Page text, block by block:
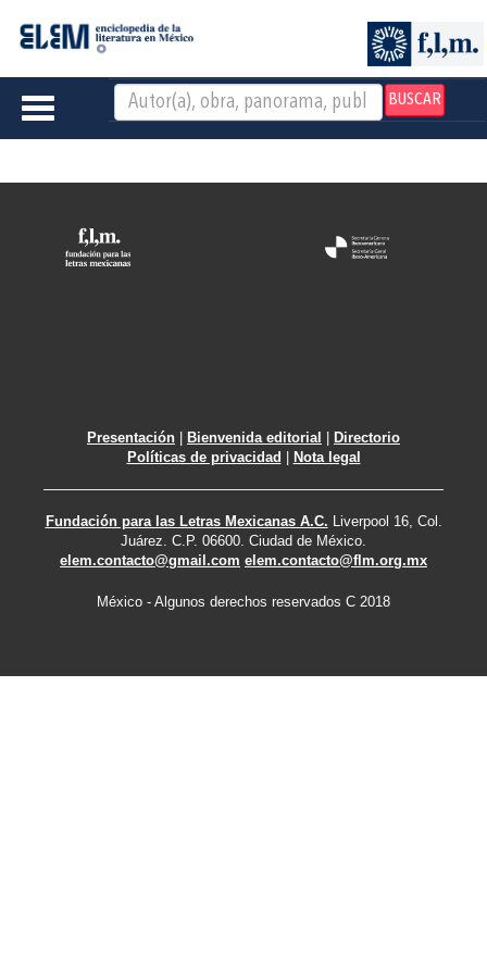
BUSCAR
Toggle
Presentación | Bienvenida editorial | Directorio
Políticas de privacidad | Nota legal
Fundación para las Letras Mexicanas A.C. Liverpool 16, Col.
Juárez. C.P. 06600. Ciudad de México.
elem.contacto@gmail.com elem.contacto@flm.org.mx
México - Algunos derechos reservados C 2018